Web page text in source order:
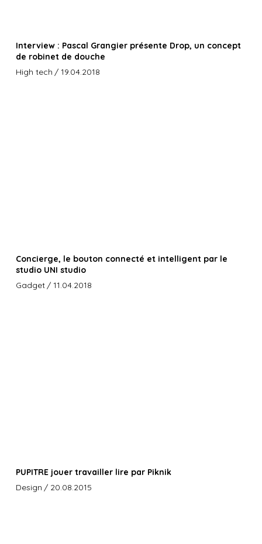
Interview : Pascal Grangier présente Drop, un concept
de robinet de douche
High tech / 19.04.2018
Concierge, le bouton connecté et intelligent par le
studio UNI studio
Gadget / 11.04.2018
PUPITRE jouer travailler lire par Piknik
Design / 20.08.2015